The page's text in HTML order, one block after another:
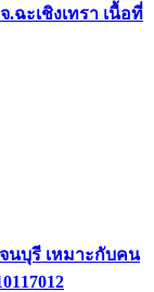
ฉะเชิงเทรา เนื้อที่
นบุรี เหมาะกับคน